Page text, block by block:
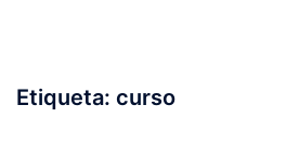
Etiqueta: curso